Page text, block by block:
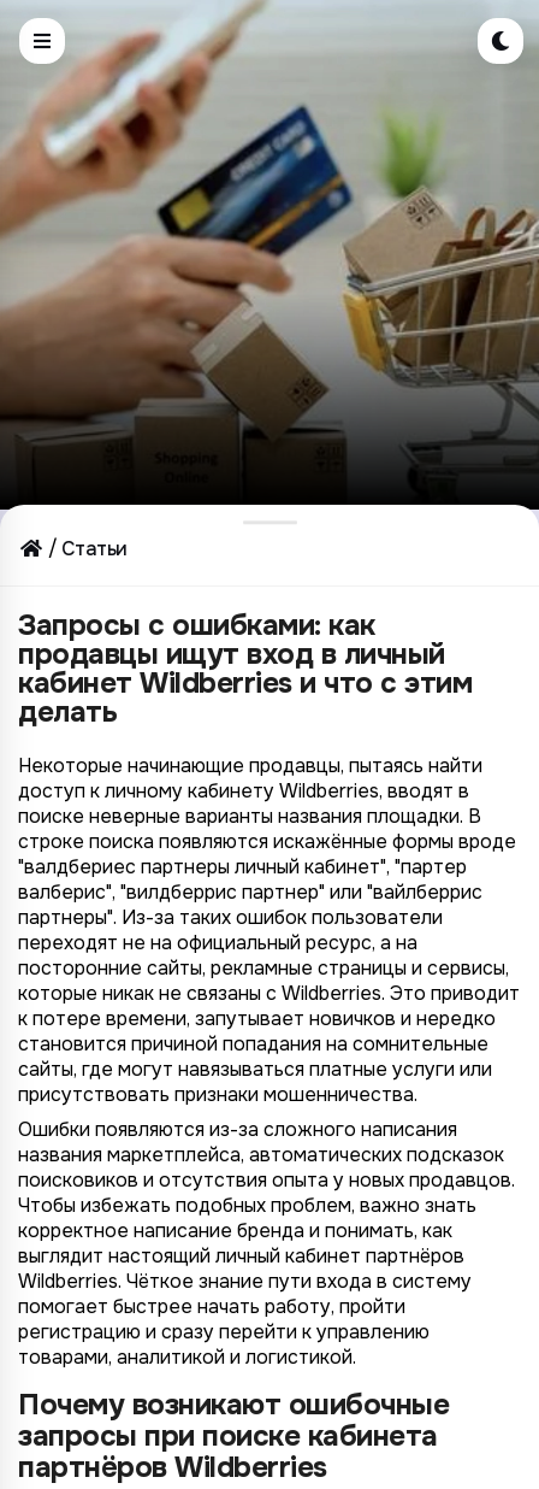
Статьи
Запросы с ошибками: как
продавцы ищут вход в личный
кабинет Wildberries и что с этим
делать
Некоторые начинающие продавцы, пытаясь найти
доступ к личному кабинету Wildberries, вводят в
поиске неверные варианты названия площадки. В
строке поиска появляются искажённые формы вроде
"валдбериес партнеры личный кабинет", "партер
валберис", "вилдберрис партнер" или "вайлберрис
партнеры". Из-за таких ошибок пользователи
переходят не на официальный ресурс, а на
посторонние сайты, рекламные страницы и сервисы,
которые никак не связаны с Wildberries. Это приводит
к потере времени, запутывает новичков и нередко
становится причиной попадания на сомнительные
сайты, где могут навязываться платные услуги или
присутствовать признаки мошенничества.
Ошибки появляются из-за сложного написания
названия маркетплейса, автоматических подсказок
поисковиков и отсутствия опыта у новых продавцов.
Чтобы избежать подобных проблем, важно знать
корректное написание бренда и понимать, как
выглядит настоящий личный кабинет партнёров
Wildberries. Чёткое знание пути входа в систему
помогает быстрее начать работу, пройти
регистрацию и сразу перейти к управлению
товарами, аналитикой и логистикой.
Почему возникают ошибочные
запросы при поиске кабинета
партнёров Wildberries